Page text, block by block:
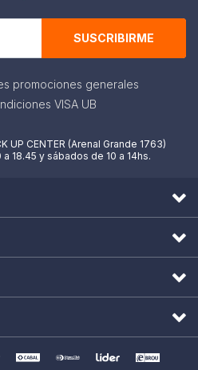
SUSCRIBIRME
promociones generales
VISA UB
UP CENTER (Arenal Grande 1763)
18.45 y sábados de 10 a 14hs.